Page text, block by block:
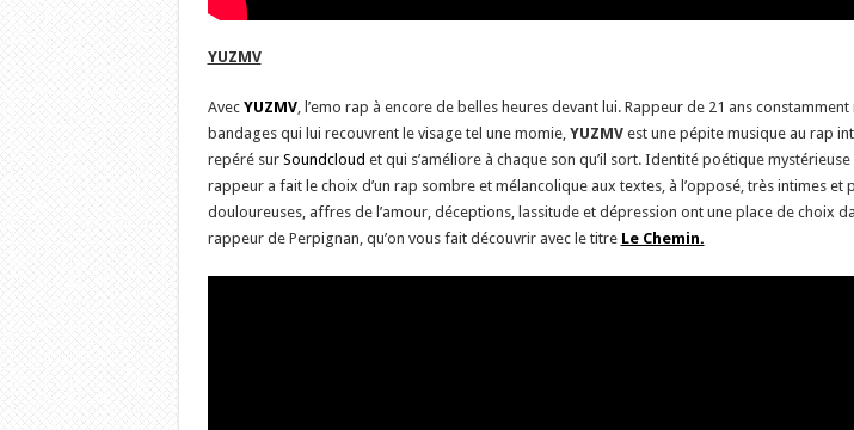
YUZMV
Avec YUZMV, l’emo rap à encore de belles heures devant lui. Rappeur de 21 ans
bandages qui lui recouvrent le visage tel une momie, YUZMVest une pépite musique au rap
repéré surSoundcloud et qui s’améliore à chaque son qu’il sort. Identité poétique
rappeur a fait le choix d’un rap sombre et mélancolique aux textes, à l’opposé, très intimes et
douloureuses, affres de l’amour, déceptions, lassitude et dépression ont une place de choix
rappeur de Perpignan, qu’on vous fait découvrir avec le titre Le Chemin.